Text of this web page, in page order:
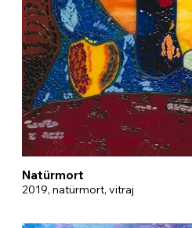
Natürmort
2019, natürmort, vitraj